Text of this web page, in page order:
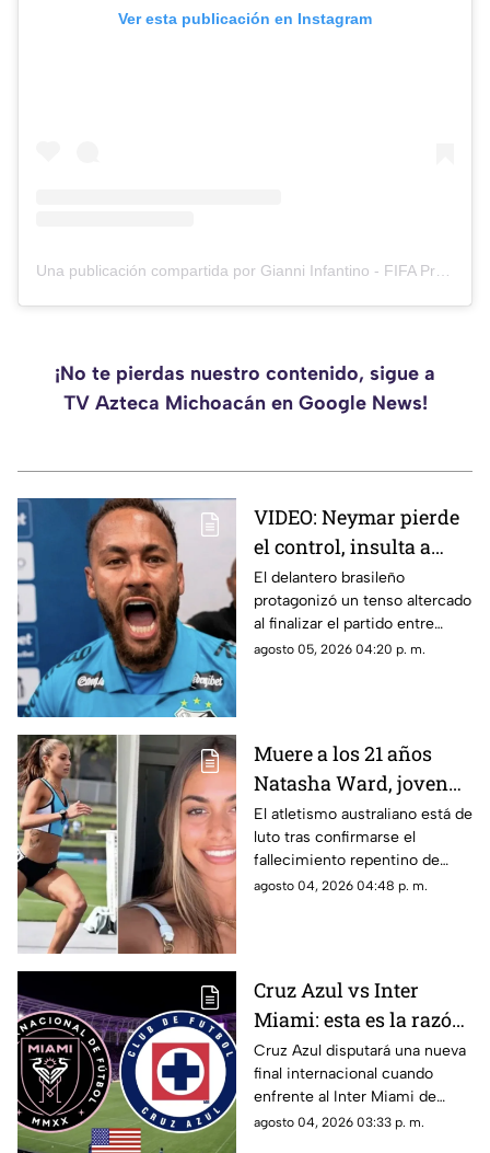
Ver esta publicación en Instagram
Una publicación compartida por Gianni Infantino - FIFA President (@gianni_infantino)
¡No te pierdas nuestro contenido, sigue a
TV Azteca Michoacán en Google News!
VIDEO: Neymar pierde
el control, insulta a
aficionados y provoca a
rivales tras triunfo del
Santos
El delantero brasileño
protagonizó un tenso altercado
al finalizar el partido entre
Santos y Remo en la Copa de
agosto 05, 2026 04:20 p. m.
Muere a los 21 años
Natasha Ward, joven
promesa del atletismo
australiano
El atletismo australiano está de
luto tras confirmarse el
fallecimiento repentino de
Natasha Ward, una de sus
(NSW) y el Sutherland District
Athletics Club, quienes
solicitaron respeto y
privacidad para la familia
durante este momento.
agosto 04, 2026 04:48 p. m.
Cruz Azul vs Inter
Miami: esta es la razón
por la que la
Campeones Cup 2026
se jugará en Estados
Unidos
Cruz Azul disputará una nueva
final internacional cuando
enfrente al Inter Miami de
Lionel Messi en la Campeones
agosto 04, 2026 03:33 p. m.